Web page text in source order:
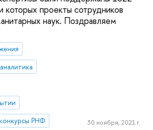
которых проекты сотрудников
наук. Поздравляем
РНФ 30 ноября, 2021 г.